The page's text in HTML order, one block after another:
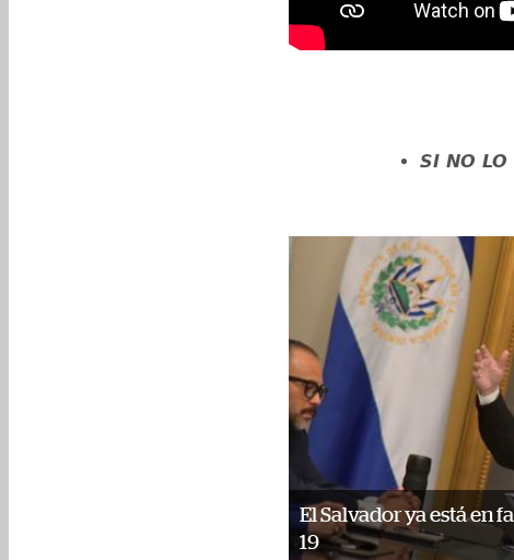
SI NO LO
El Salvador ya está en
19